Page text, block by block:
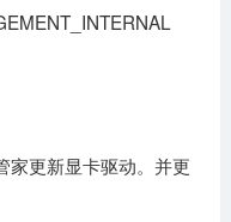
家更新显卡驱动。并更